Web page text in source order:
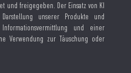
und freigegeben. Der Einsatz von KI
unserer Produkte und
und einer
Verwendung zur Täuschung oder